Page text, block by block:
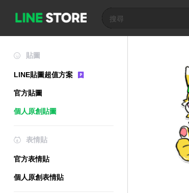
貼圖
LINE貼圖超值方案
官方貼圖
個人原創貼圖
表情貼
官方表情貼
個人原創表情貼